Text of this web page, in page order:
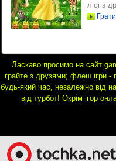
лісі з
Ласкаво просимо на сайт
грайте з друзями; флеш ігри -
будь-який час, незалежно від
від турбот! Окрім ігор